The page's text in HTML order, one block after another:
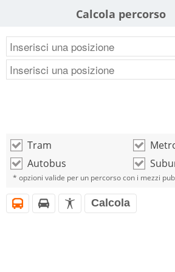
Calcola percorso
o Tram o
o Autobus o
* opzioni valide per un percorso con i mezzi
i h l Calcola